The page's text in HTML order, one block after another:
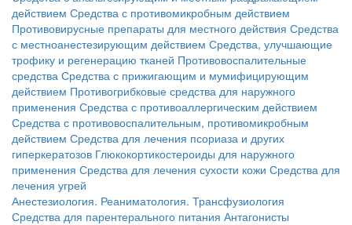
действием Средства с противомикробным действием
Противовирусные препараты для местного действия Средства
с местноанестезирующим действием Средства, улучшающие
трофику и регенерацию тканей Противовоспалительные
средства Средства с прижигающим и мумифицирующим
действием Противогрибковые средства для наружного
применения Средства с противоаллергическим действием
Средства с противовоспалительным, противомикробным
действием Средства для лечения псориаза и других
гиперкератозов Глюкокортикостероиды для наружного
применения Средства для лечения сухости кожи Средства для
лечения угрей
Анестезиология. Реаниматология. Трансфузиология
Средства для парентерального питания Антагонисты